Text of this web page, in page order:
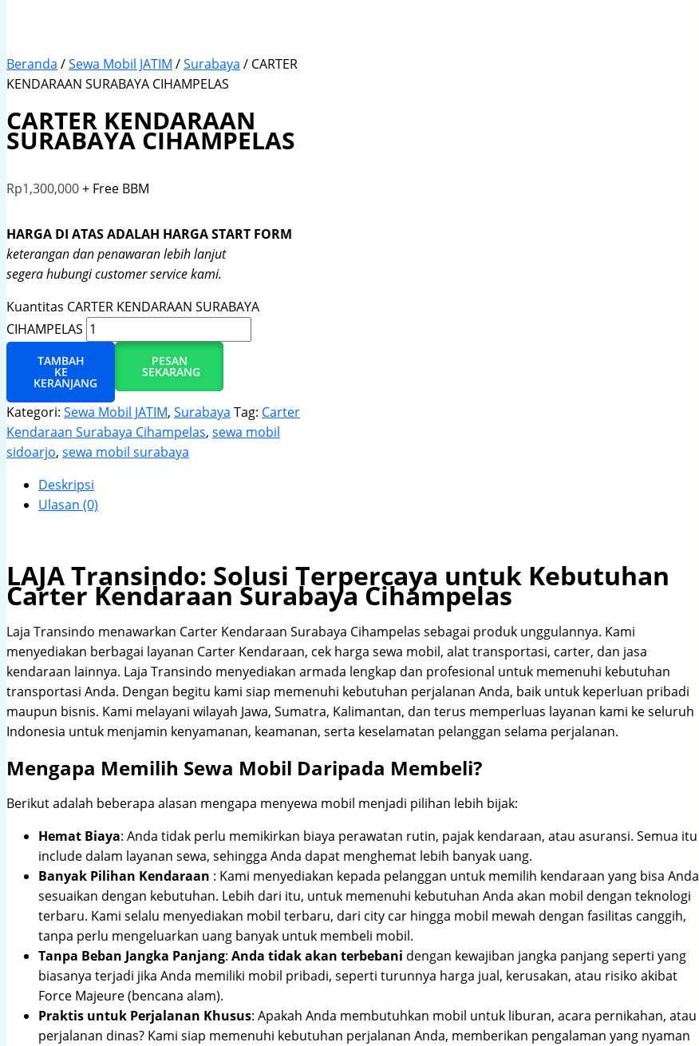
Beranda /Sewa Mobil JATIM /Surabaya / CARTER
KENDARAAN SURABAYA CIHAMPELAS
CARTER KENDARAAN
SURABAYA CIHAMPELAS
Rp1,300,000+ Free BBM
HARGA DI ATAS ADALAH HARGA START FORM
keterangan dan penawaran lebih lanjut
segera hubungi customer service kami.
Kuantitas CARTER KENDARAAN SURABAYA
CIHAMPELAS
TAMBAH
KE
KERANJANG
PESAN
SEKARANG
Kategori: Sewa Mobil JATIM, Surabaya Tag: Carter
Kendaraan Surabaya Cihampelas, sewa mobil
sidoarjo, sewa mobil surabaya
Deskripsi
Ulasan (0)
LAJA Transindo: Solusi Terpercaya untuk Kebutuhan
Carter Kendaraan Surabaya Cihampelas
Laja Transindo menawarkan Carter Kendaraan Surabaya Cihampelas sebagai produk unggulannya. Kami
menyediakan berbagai layanan Carter Kendaraan, cek harga sewa mobil, alat transportasi, carter, dan jasa
kendaraan lainnya. Laja Transindo menyediakan armada lengkap dan profesional untuk memenuhi kebutuhan
transportasi Anda. Dengan begitu kami siap memenuhi kebutuhan perjalanan Anda, baik untuk keperluan pribadi
maupun bisnis. Kami melayani wilayah Jawa, Sumatra, Kalimantan, dan terus memperluas layanan kami ke seluruh
Indonesia untuk menjamin kenyamanan, keamanan, serta keselamatan pelanggan selama perjalanan.
Mengapa Memilih Sewa Mobil Daripada Membeli?
Berikut adalah beberapa alasan mengapa menyewa mobil menjadi pilihan lebih bijak:
Hemat Biaya: Anda tidak perlu memikirkan biaya perawatan rutin, pajak kendaraan, atau asuransi. Semua itu
include dalam layanan sewa, sehingga Anda dapat menghemat lebih banyak uang.
Banyak Pilihan Kendaraan : Kami menyediakan kepada pelanggan untuk memilih kendaraan yang bisa Anda
sesuaikan dengan kebutuhan. Lebih dari itu, untuk memenuhi kebutuhan Anda akan mobil dengan teknologi
terbaru. Kami selalu menyediakan mobil terbaru, dari city car hingga mobil mewah dengan fasilitas canggih,
tanpa perlu mengeluarkan uang banyak untuk membeli mobil.
Tanpa Beban Jangka Panjang: Anda tidak akan terbebani dengan kewajiban jangka panjang seperti yang
biasanya terjadi jika Anda memiliki mobil pribadi, seperti turunnya harga jual, kerusakan, atau risiko akibat
Force Majeure (bencana alam).
Praktis untuk Perjalanan Khusus: Apakah Anda membutuhkan mobil untuk liburan, acara pernikahan, atau
perjalanan dinas? Kami siap memenuhi kebutuhan perjalanan Anda, memberikan pengalaman yang nyaman